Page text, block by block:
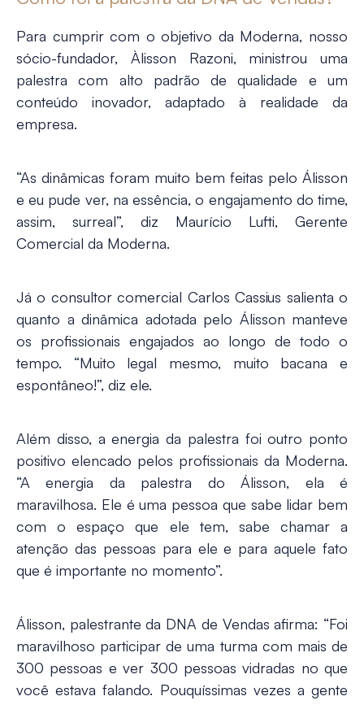
Para cumprir com o objetivo da Moderna, nosso
sócio-fundador, Àlisson Razoni, ministrou uma
palestra com alto padrão de qualidade e um
conteúdo inovador, adaptado à realidade da
empresa.
“As dinâmicas foram muito bem feitas pelo Álisson
e eu pude ver, na essência, o engajamento do time,
assim, surreal”, diz Maurício Lufti, Gerente
Comercial da Moderna.
Já o consultor comercial Carlos Cassius salienta o
quanto a dinâmica adotada pelo Álisson manteve
os profissionais engajados ao longo de todo o
tempo. “Muito legal mesmo, muito bacana e
espontâneo!”, diz ele.
Além disso, a energia da palestra foi outro ponto
positivo elencado pelos profissionais da Moderna.
“A energia da palestra do Álisson, ela é
maravilhosa. Ele é uma pessoa que sabe lidar bem
com o espaço que ele tem, sabe chamar a
atenção das pessoas para ele e para aquele fato
que é importante no momento”.
Álisson, palestrante da DNA de Vendas afirma: “Foi
maravilhoso participar de uma turma com mais de
300 pessoas e ver 300 pessoas vidradas no que
você estava falando. Pouquíssimas vezes a gente